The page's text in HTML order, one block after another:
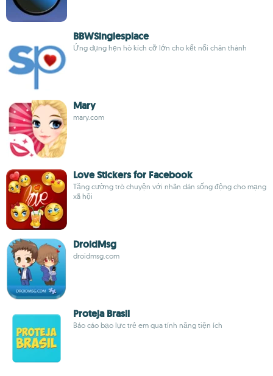
BBWSinglesplace
Ứng dụng hẹn hò kích cỡ lớn cho kết nối chân thành
Mary
mary.com
Love Stickers for Facebook
Tăng cường trò chuyện với nhãn dán sống động cho mạng
xã hội
DroidMsg
droidmsg.com
Proteja Brasil
Báo cáo bạo lực trẻ em qua tính năng tiện ích